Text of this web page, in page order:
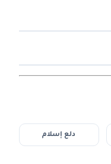
دلع إسلام